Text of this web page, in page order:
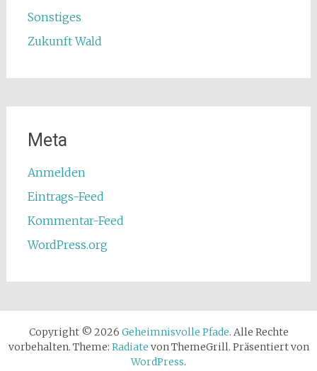
Sonstiges
Zukunft Wald
Meta
Anmelden
Eintrags-Feed
Kommentar-Feed
WordPress.org
Copyright © 2026 Geheimnisvolle Pfade. Alle Rechte
vorbehalten. Theme: Radiate von ThemeGrill. Präsentiert von
WordPress.